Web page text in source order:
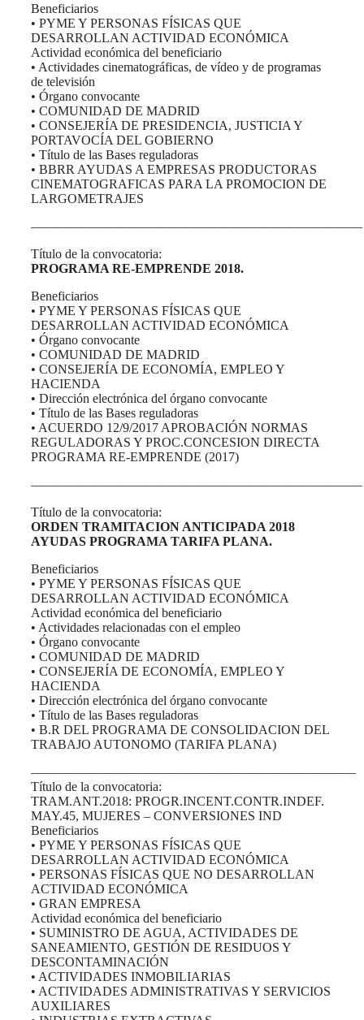
Beneficiarios
• PYME Y PERSONAS FÍSICAS QUE
DESARROLLAN ACTIVIDAD ECONÓMICA
Actividad económica del beneficiario
• Actividades cinematográficas, de vídeo y de programas
de televisión
• Órgano convocante
• COMUNIDAD DE MADRID
• CONSEJERÍA DE PRESIDENCIA, JUSTICIA Y
PORTAVOCÍA DEL GOBIERNO
• Título de las Bases reguladoras
• BBRR AYUDAS A EMPRESAS PRODUCTORAS
CINEMATOGRAFICAS PARA LA PROMOCION DE
LARGOMETRAJES
—————————————————————————–
Título de la convocatoria:
PROGRAMA RE-EMPRENDE 2018.
Beneficiarios
• PYME Y PERSONAS FÍSICAS QUE
DESARROLLAN ACTIVIDAD ECONÓMICA
• Órgano convocante
• COMUNIDAD DE MADRID
• CONSEJERÍA DE ECONOMÍA, EMPLEO Y
HACIENDA
• Dirección electrónica del órgano convocante
• Título de las Bases reguladoras
• ACUERDO 12/9/2017 APROBACIÓN NORMAS
REGULADORAS Y PROC.CONCESION DIRECTA
PROGRAMA RE-EMPRENDE (2017)
—————————————————————————–
Título de la convocatoria:
ORDEN TRAMITACION ANTICIPADA 2018
AYUDAS PROGRAMA TARIFA PLANA.
Beneficiarios
• PYME Y PERSONAS FÍSICAS QUE
DESARROLLAN ACTIVIDAD ECONÓMICA
Actividad económica del beneficiario
• Actividades relacionadas con el empleo
• Órgano convocante
• COMUNIDAD DE MADRID
• CONSEJERÍA DE ECONOMÍA, EMPLEO Y
HACIENDA
• Dirección electrónica del órgano convocante
• Título de las Bases reguladoras
• B.R DEL PROGRAMA DE CONSOLIDACION DEL
TRABAJO AUTONOMO (TARIFA PLANA)
—————————————————————————
Título de la convocatoria:
TRAM.ANT.2018: PROGR.INCENT.CONTR.INDEF.
MAY.45, MUJERES – CONVERSIONES IND
Beneficiarios
• PYME Y PERSONAS FÍSICAS QUE
DESARROLLAN ACTIVIDAD ECONÓMICA
• PERSONAS FÍSICAS QUE NO DESARROLLAN
ACTIVIDAD ECONÓMICA
• GRAN EMPRESA
Actividad económica del beneficiario
• SUMINISTRO DE AGUA, ACTIVIDADES DE
SANEAMIENTO, GESTIÓN DE RESIDUOS Y
DESCONTAMINACIÓN
• ACTIVIDADES INMOBILIARIAS
• ACTIVIDADES ADMINISTRATIVAS Y SERVICIOS
AUXILIARES